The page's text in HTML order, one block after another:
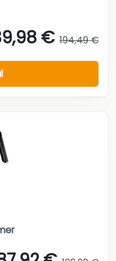
€ 194,49 €